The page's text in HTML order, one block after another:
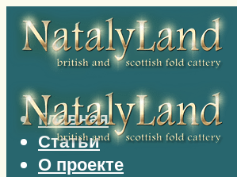
Главная
Статьи
О проекте